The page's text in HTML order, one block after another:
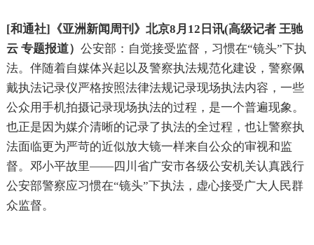
[和通社] 《亚洲新闻周刊》北京8 月 12 日讯(高级记者 王驰
云 专题报道） 公安部：自觉接受监督，习惯在“镜头”下执
法。伴随着自媒体兴起以及警察执法规范化建设，警察佩
戴执法记录仪严格按照法律法规记录现场执法内容，一些
公众用手机拍摄记录现场执法的过程，是一个普遍现象。
也正是因为媒介清晰的记录了执法的全过程，也让警察执
法面临更为严苛的近似放大镜一样来自公众的审视和监
督。邓小平故里——四川省广安市各级公安机关认真践行
公安部警察应习惯在“镜头”下执法，虚心接受广大人民群
众监督。